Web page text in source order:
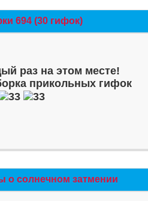
694 (30 гифок)
раз на этом месте!
прикольных гифок
о солнечном затмении